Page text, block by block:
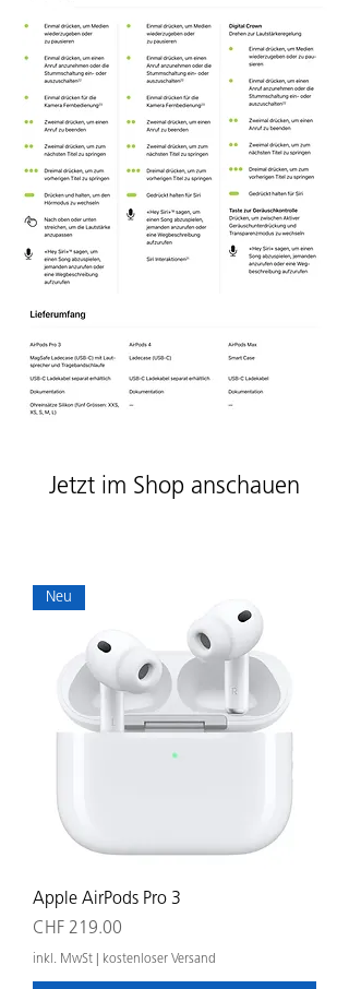
Jetzt im Shop anschauen
Neu
Apple AirPods Pro 3
Preis
CHF 219.00
inkl. MwSt kostenloser Versand